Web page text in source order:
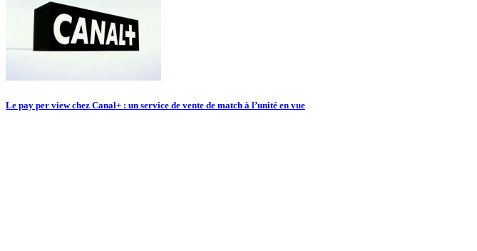
Le pay per view chez Canal+ : un service de vente de match à l’unité en vue